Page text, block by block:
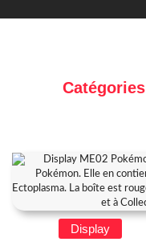
Catégories
Display